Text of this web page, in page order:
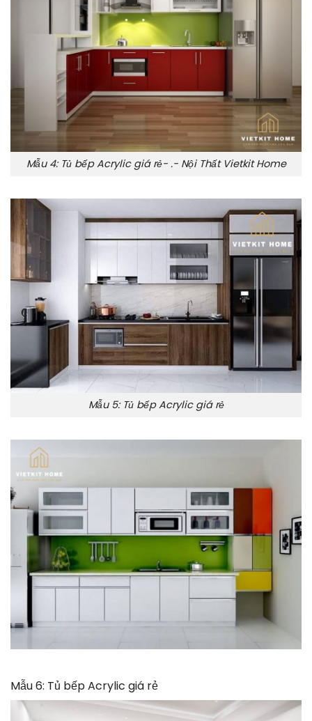
Mẫu 4: Tủ bếp Acrylic giá rẻ- .- Nội Thất Vietkit Home
Mẫu 5: Tủ bếp Acrylic giá rẻ
Mẫu 6: Tủ bếp Acrylic giá rẻ